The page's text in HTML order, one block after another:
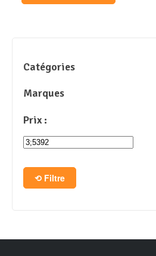
Catégories
Marques
Prix :
Filtre